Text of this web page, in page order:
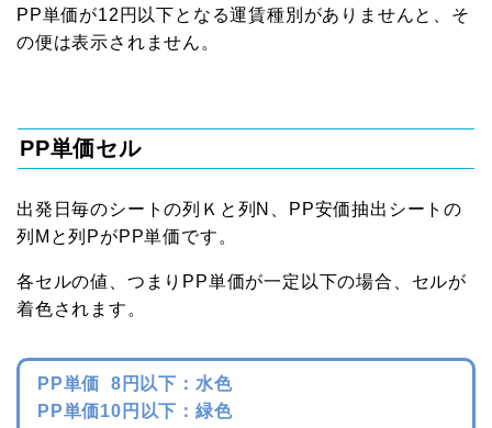
PP単価が12円以下となる運賃種別がありませんと、そ
の便は表示されません。
PP単価セル
出発日毎のシートの列Ｋと列N、PP安価抽出シートの
列Mと列PがPP単価です。
各セルの値、つまりPP単価が一定以下の場合、セルが
着色されます。
PP単価 8円以下：水色
PP単価10円以下：緑色